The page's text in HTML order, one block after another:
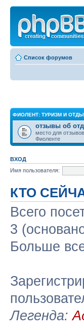
Список форумов
ФИОЛЕНТ: ТУРИЗМ И
отзывы об
место для
Фиоленте
ВХОД
Имя пользователя:
КТО
Всего
3
Больше
Легенда: